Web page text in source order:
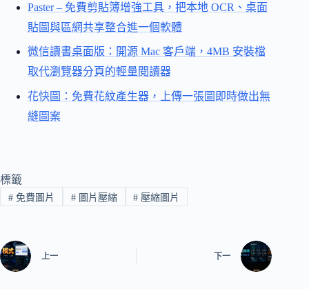
Paster – 免費剪貼簿增強工具，把本地 OCR、桌面
貼圖與區網共享整合進一個軟體
微信讀書桌面版：開源 Mac 客戶端，4MB 安裝檔
取代瀏覽器分頁的輕量閱讀器
花快圖：免費花紋產生器，上傳一張圖即時做出無
縫圖案
標籤
#免費圖片 #圖片壓縮 # 壓縮圖片
上一 下一